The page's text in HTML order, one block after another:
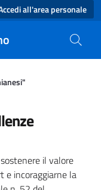
all'area personale
Sportive
il valore
e incoraggiarne la